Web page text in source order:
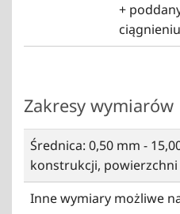
+
ciągnieniu
Zakresy wymiarów
Średnica: 0,50 mm -
konstrukcji,
Inne wymiary możliwe